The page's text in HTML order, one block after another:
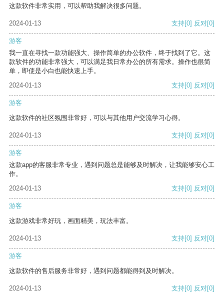
这款软件非常实用，可以帮助我解决很多问题。
2024-01-13 支持[0] 反对[0]
游客
我一直在寻找一款功能强大、操作简单的办公软件，终于找到了它。这
款软件的功能非常强大，可以满足我日常办公的所有需求。操作也很简
单，即使是小白也能快速上手。
2024-01-13
支持[0] 反对[0]
游客
这款软件的社区氛围非常好，可以与其他用户交流学习心得。
2024-01-13 支持[0] 反对[0]
游客
这款app的客服非常专业，遇到问题总是能够及时解决，让我能够安心工
作。
2024-01-13
支持[0] 反对[0]
游客
这款游戏非常好玩，画面精美，玩法丰富。
2024-01-13 支持[0] 反对[0]
游客
这款软件的售后服务非常好，遇到问题都能得到及时解决。
2024-01-13 支持[0] 反对[0]